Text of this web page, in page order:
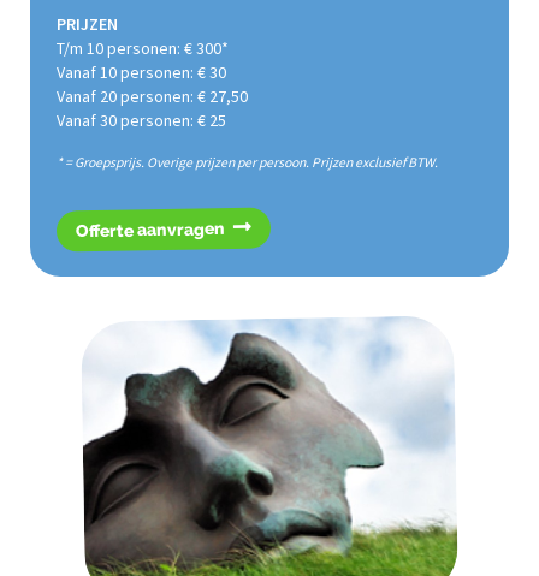
PRIJZEN
T/m 10 personen: € 300*
Vanaf 10 personen: € 30
Vanaf 20 personen: € 27,50
Vanaf 30 personen: € 25
* = Groepsprijs. Overige prijzen per persoon. Prijzen exclusief BTW.
Offerte aanvragen